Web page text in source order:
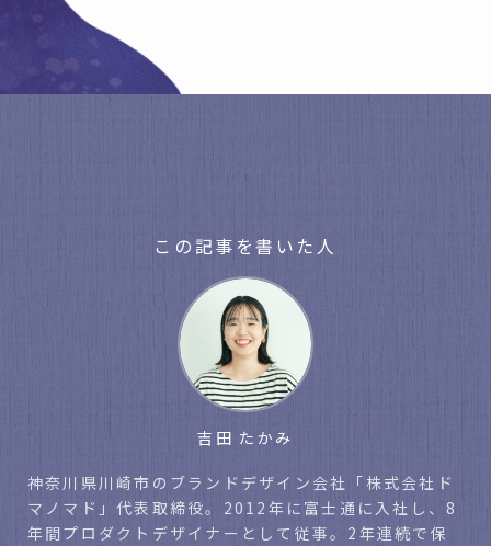
この記事を書いた人
吉田 たかみ
神奈川県川崎市のブランドデザイン会社「株式会社ド
マノマド」代表取締役。2012年に富士通に入社し、8
年間プロダクトデザイナーとして従事。2年連続で保